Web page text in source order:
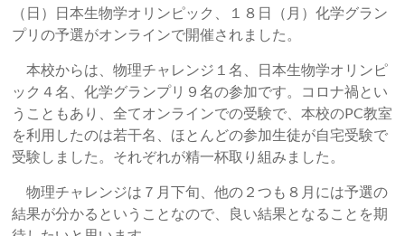
（日）日本生物学オリンピック、１８日（月）化学グラン
プリの予選がオンラインで開催されました。
本校からは、物理チャレンジ１名、日本生物学オリンピ
ック４名、化学グランプリ９名の参加です。コロナ禍とい
うこともあり、全てオンラインでの受験で、本校のPC教室
を利用したのは若干名、ほとんどの参加生徒が自宅受験で
受験しました。それぞれが精一杯取り組みました。
物理チャレンジは７月下旬、他の２つも８月には予選の
結果が分かるということなので、良い結果となることを期